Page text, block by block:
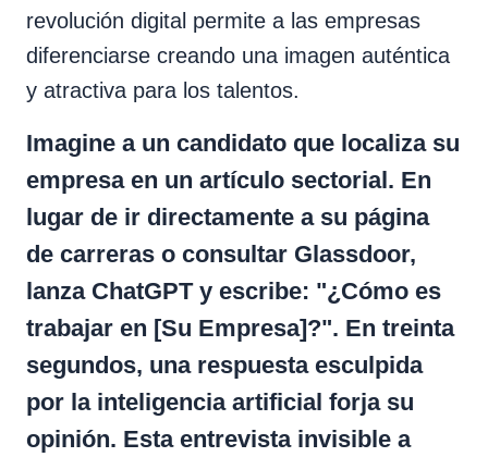
revolución digital permite a las empresas
diferenciarse creando una imagen auténtica
y atractiva para los talentos.
Imagine a un candidato que localiza su
empresa en un artículo sectorial. En
lugar de ir directamente a su página
de carreras o consultar Glassdoor,
lanza ChatGPT y escribe: "¿Cómo es
trabajar en [Su Empresa]?". En treinta
segundos, una respuesta esculpida
por la inteligencia artificial forja su
opinión. Esta entrevista invisible a